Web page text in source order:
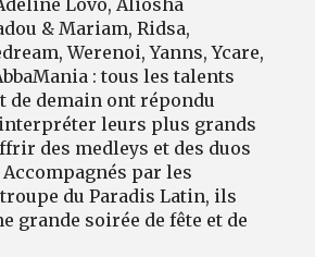
Lovo, Aliosha
& Mariam, Ridsa,
Werenoi, Yanns, Ycare,
: tous les talents
de demain ont répondu
leurs plus grands
des medleys et des duos
par les
du Paradis Latin, ils
grande soirée de fête et de